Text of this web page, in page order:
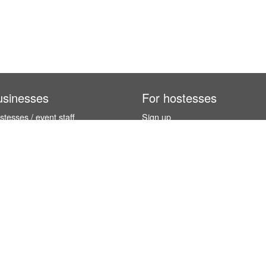
/ event staff
For hostesses
Sign up